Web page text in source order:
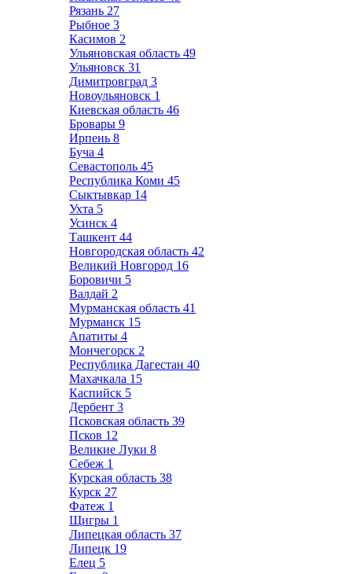
Рязань 27
Рыбное 3
Касимов 2
Ульяновская область 49
Ульяновск 31
Димитровград 3
Новоульяновск 1
Киевская область 46
Бровары 9
Ирпень 8
Буча 4
Севастополь 45
Республика Коми 45
Сыктывкар 14
Ухта 5
Усинск 4
Ташкент 44
Новгородская область 42
Великий Новгород 16
Боровичи 5
Валдай 2
Мурманская область 41
Мурманск 15
Апатиты 4
Мончегорск 2
Республика Дагестан 40
Махачкала 15
Каспийск 5
Дербент 3
Псковская область 39
Псков 12
Великие Луки 8
Себеж 1
Курская область 38
Курск 27
Фатеж 1
Щигры 1
Липецкая область 37
Липецк 19
Елец 5